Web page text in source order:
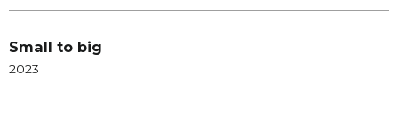
Small to big
2023